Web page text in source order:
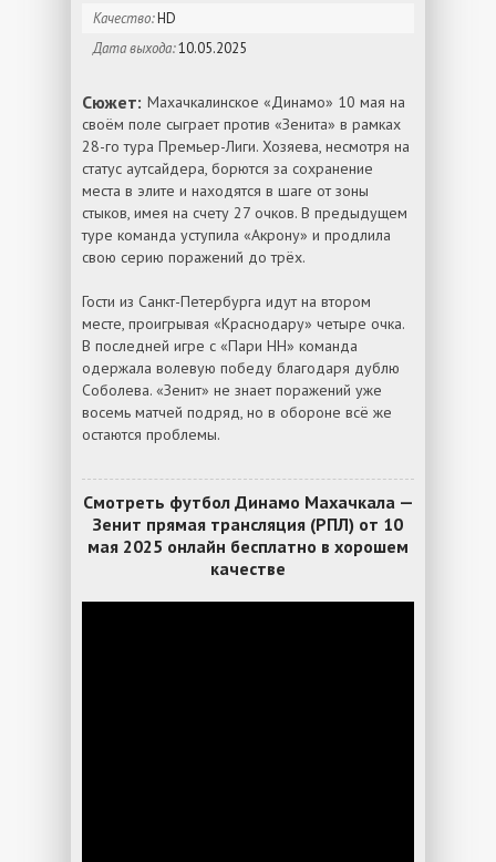
Качество:HD
Дата выхода:10.05.2025
Сюжет: Махачкалинское «Динамо» 10 мая на
своём поле сыграет против «Зенита» в рамках
28-го тура Премьер-Лиги. Хозяева, несмотря на
статус аутсайдера, борются за сохранение
места в элите и находятся в шаге от зоны
стыков, имея на счету 27 очков. В предыдущем
туре команда уступила «Акрону» и продлила
свою серию поражений до трёх.
Гости из Санкт-Петербурга идут на втором
месте, проигрывая «Краснодару» четыре очка.
В последней игре с «Пари НН» команда
одержала волевую победу благодаря дублю
Соболева. «Зенит» не знает поражений уже
восемь матчей подряд, но в обороне всё же
остаются проблемы.
Смотреть футбол Динамо Махачкала —
Зенит прямая трансляция (РПЛ) от 10
мая 2025 онлайн бесплатно в хорошем
качестве